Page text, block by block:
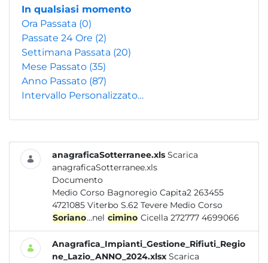
In qualsiasi momento
Ora Passata (0)
Passate 24 Ore (2)
Settimana Passata (20)
Mese Passato (35)
Anno Passato (87)
Intervallo Personalizzato…
anagraficaSotterranee.xls Scarica
anagraficaSotterranee.xls
Documento
Medio Corso Bagnoregio Capita2 263455
4721085 Viterbo S.62 Tevere Medio Corso
Soriano...nel cimino Cicella 272777 4699066
Anagrafica_Impianti_Gestione_Rifiuti_Regio
ne_Lazio_ANNO_2024.xlsx Scarica